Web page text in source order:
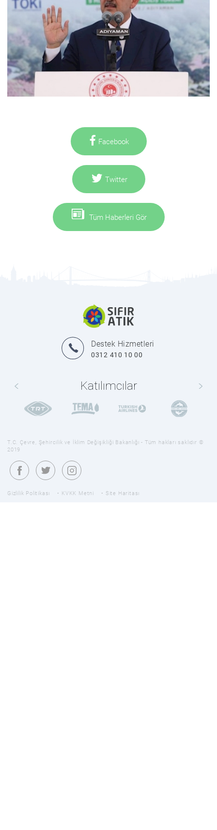
Facebook
Twitter
Tüm Haberleri Gör
Destek Hizmetleri
0312 410 10 00
Katılımcılar
T.C. Çevre, Şehircilik ve İklim Değişikliği Bakanlığı - Tüm hakları saklıdır ©
2019
Gizlilik Politikası KVKK Metni Site Haritası